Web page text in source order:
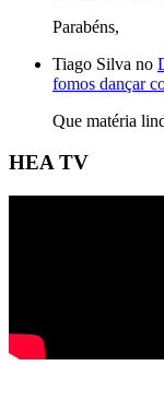
Parabéns,
Tiago Silva no
fomos dançar
Que matéria
HEA TV